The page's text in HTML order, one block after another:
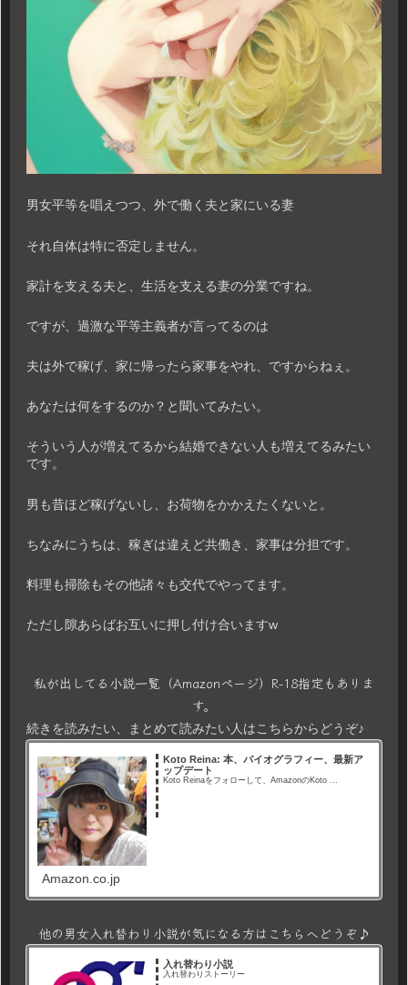
男女平等を唱えつつ、外で働く夫と家にいる妻
それ自体は特に否定しません。
家計を支える夫と、生活を支える妻の分業ですね。
ですが、過激な平等主義者が言ってるのは
夫は外で稼げ、家に帰ったら家事をやれ、ですからねぇ。
あなたは何をするのか？と聞いてみたい。
そういう人が増えてるから結婚できない人も増えてるみたい
です。
男も昔ほど稼げないし、お荷物をかかえたくないと。
ちなみにうちは、稼ぎは違えど共働き、家事は分担です。
料理も掃除もその他諸々も交代でやってます。
ただし隙あらばお互いに押し付け合いますw
私が出してる小説一覧（Amazonページ）R-18指定もありま
す。
続きを読みたい、まとめて読みたい人はこちらからどうぞ♪
Koto Reina: 本、バイオグラフィー、最新ア
ップデート
Koto Reinaをフォローして、AmazonのKoto ...
Amazon.co.jp
他の男女入れ替わり小説が気になる方はこちらへどうぞ♪
入れ替わり小説
入れ替わりストーリー